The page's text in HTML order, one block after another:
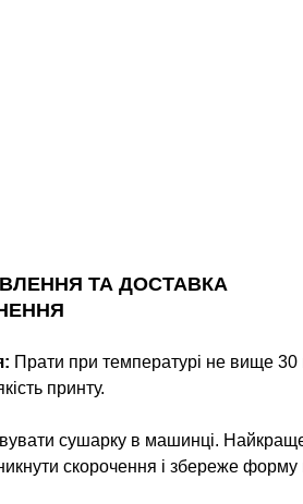
ТА ДОСТАВКА
Прати при температурі не вище 30
принту.
сушарку в машинці.
скорочення і збереже форму